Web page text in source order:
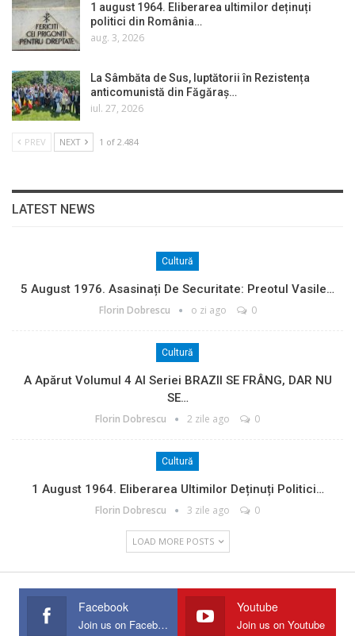
1 august 1964. Eliberarea ultimilor deținuți
politici din România…
aug. 3, 2026
La Sâmbăta de Sus, luptătorii în Rezistența
anticomunistă din Făgăraș…
iul. 27, 2026
PREV NEXT 1 of 2.484
LATEST NEWS
Cultură
5 August 1976. Asasinați De Securitate: Preotul Vasile…
Florin Dobrescu o zi ago 0
Cultură
A Apărut Volumul 4 Al Seriei BRAZII SE FRÂNG, DAR NU
SE…
Florin Dobrescu 2 zile ago 0
Cultură
1 August 1964. Eliberarea Ultimilor Deținuți Politici…
Florin Dobrescu 3 zile ago 0
LOAD MORE POSTS
Facebook
Join us on Facebook
Youtube
Join us on Youtube